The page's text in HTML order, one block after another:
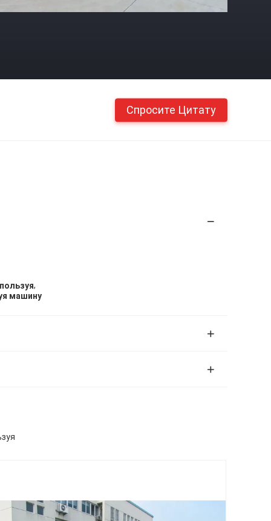
Спросите Цитату
,
машину